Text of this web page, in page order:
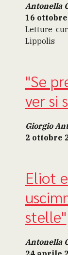
Antonella
16 ottobre
Letture
Lippolis
"Se
ver si
Giorgio
2 ottobre
Eliot
stelle"
Antonella